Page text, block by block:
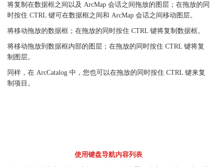
将复制在数据框之间以及 ArcMap 会话之间拖放的图层；在拖放的同
时按住 CTRL 键可在数据框之间和 ArcMap 会话之间移动图层。
将移动拖放的数据框；在拖放的同时按住 CTRL 键将复制数据框。
将移动拖放到数据框内部的图层；在拖放的同时按住 CTRL 键将复
制图层。
同样，在 ArcCatalog 中，您也可以在拖放的同时按住 CTRL 键来复
制项目。
使用键盘导航内容列表